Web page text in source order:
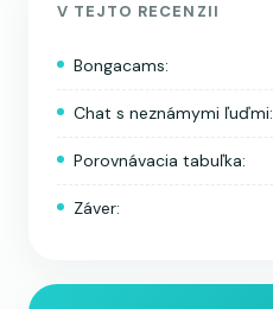
V TEJTO RECENZII
Bongacams:
Chat s neznámymi ľuďmi:
Porovnávacia tabuľka:
Záver: